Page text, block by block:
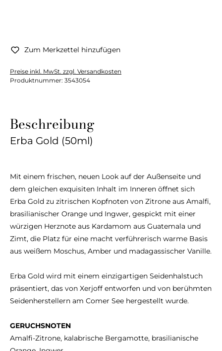
Zum Merkzettel hinzufügen
Preise inkl. MwSt. zzgl. Versandkosten
Produktnummer: 3543054
Beschreibung
Erba Gold (50ml)
Mit einem frischen, neuen Look auf der Außenseite und
dem gleichen exquisiten Inhalt im Inneren öffnet sich
Erba Gold zu zitrischen Kopfnoten von Zitrone aus Amalfi,
brasilianischer Orange und Ingwer, gespickt mit einer
würzigen Herznote aus Kardamom aus Guatemala und
Zimt, die Platz für eine macht verführerisch warme Basis
aus weißem Moschus, Amber und madagassischer Vanille.
Erba Gold wird mit einem einzigartigen Seidenhalstuch
präsentiert, das von Xerjoff entworfen und von berühmten
Seidenherstellern am Comer See hergestellt wurde.
GERUCHSNOTEN
Amalfi-Zitrone, kalabrische Bergamotte, brasilianische